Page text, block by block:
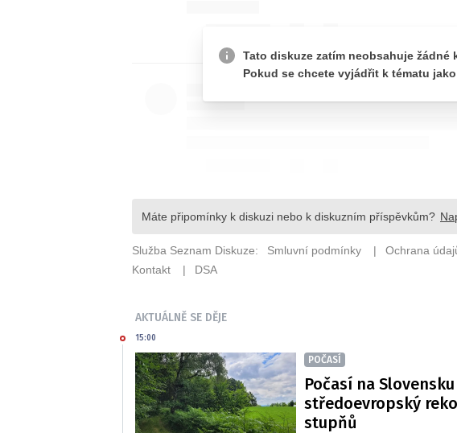
AKTUÁLNĚ SE DĚJE
15:00
POČASÍ
Počasí na
středoevropský
stupňů